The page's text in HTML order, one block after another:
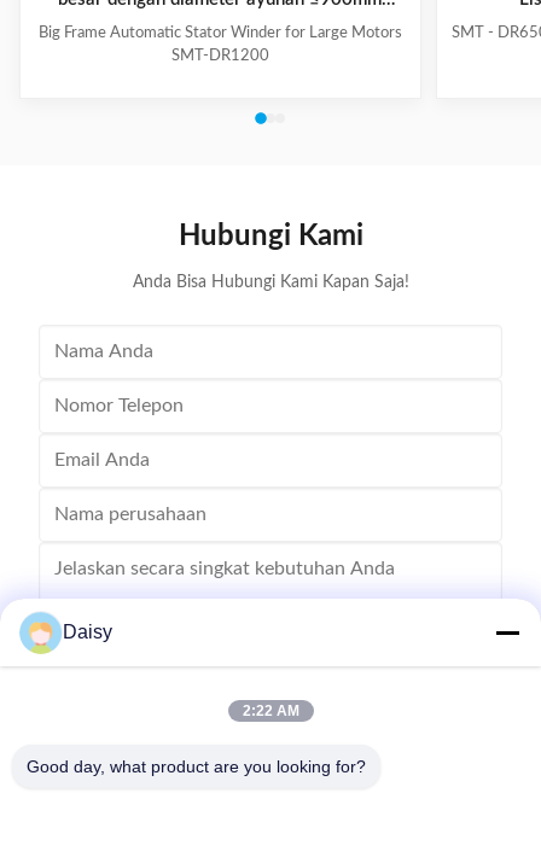
untuk motor besar
Big Frame Automatic Stator Winder for Large Motors
SMT-DR1200
SMT -
Hubungi Kami
Anda Bisa Hubungi Kami Kapan Saja!
Mengirim
Daisy
2:22 AM
Good day, what product are you looking for?